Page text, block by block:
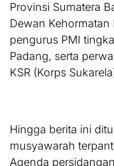
Provinsi Sumatera
Dewan Kehormatan
pengurus PMI
Padang, serta
KSR (Korps
Hingga berita ini
musyawarah
Agenda